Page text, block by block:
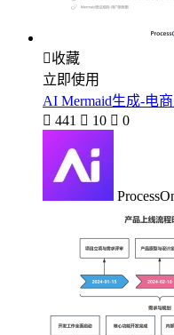
收藏
立即使用
AI Mermaid生成-电
 441  10  0